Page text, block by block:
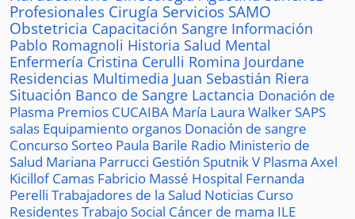
Profesionales Cirugía Servicios SAMO
Obstetricia Capacitación Sangre Información
Pablo Romagnoli Historia Salud Mental
Enfermería Cristina Cerulli Romina Jourdane
Residencias Multimedia Juan Sebastián Riera
Situación Banco de Sangre Lactancia Donación de
Plasma Premios CUCAIBA María Laura WalkerSAPS
salas Equipamiento organos Donación de sangre
ConcursoSorteo Paula Barile Radio Ministerio de
Salud Mariana Parrucci Gestión Sputnik V Plasma Axel
KicillofCamas Fabricio Massé Hospital Fernanda
Perelli Trabajadores de la Salud Noticias Curso
ResidentesTrabajo Social Cáncer de mama ILE